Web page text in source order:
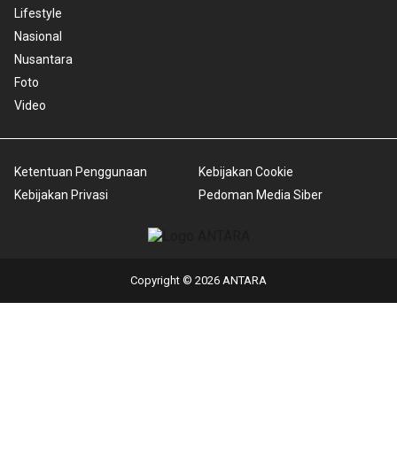
Lifestyle
Nasional
Nusantara
Foto
Video
Ketentuan Penggunaan
Kebijakan Privasi
Kebijakan Cookie
Pedoman Media Siber
Copyright © 2026 ANTARA